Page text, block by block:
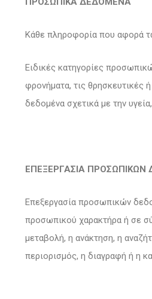
Κάθε πληροφορία που αφορά
Ειδικές κατηγορίες
φρονήματα, τις θρησκευτικές
δεδομένα σχετικά με την
ΕΠΕΞΕΡΓΑΣΙΑ
Επεξεργασία προσωπικών
προσωπικού χαρακτήρα ή σε
μεταβολή, η ανάκτηση, η
περιορισμός, η διαγραφή ή η